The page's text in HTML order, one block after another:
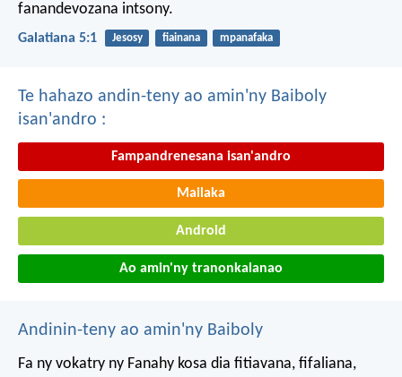
fanandevozana intsony.
Galatiana 5:1 Jesosy fiainana mpanafaka
Te hahazo andin-teny ao amin'ny Baiboly
isan'andro :
Fampandrenesana isan'andro
Mailaka
Android
Ao amin'ny tranonkalanao
Andinin-teny ao amin'ny Baiboly
Fa ny vokatry ny Fanahy kosa dia fitiavana, fifaliana,